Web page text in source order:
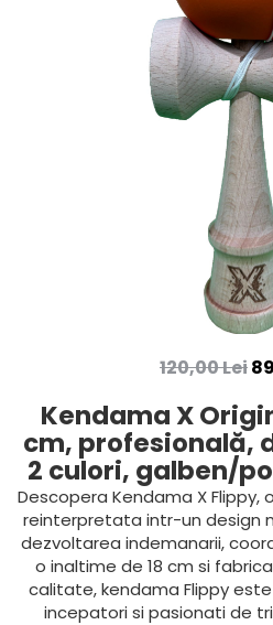
120,00 Lei
Kendama X
cm, profesională,
2 culori, galben/
Descopera Kendama X Flippy,
reinterpretata intr-un design
dezvoltarea indemanarii,
o inaltime de 18 cm si
calitate, kendama Flippy
incepatori si pasionati de